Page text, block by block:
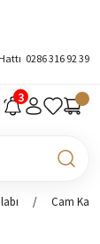
0286 316 92 39
Cam